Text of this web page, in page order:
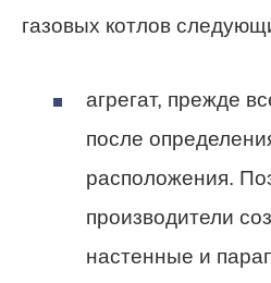
газовых котлов
агрегат, прежде
после
расположения.
производители
настенные и